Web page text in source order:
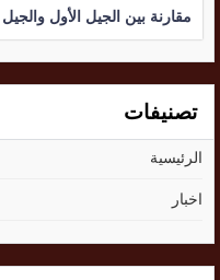
مقارنة بين الجيل الأول
تصنيفات
الرئيسية
اخبار